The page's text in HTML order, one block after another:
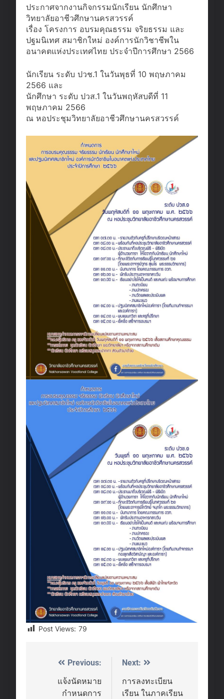
ประกาศจากงานกิจกรรมนักเรียน นักศึกษา
วิทยาลัยอาชีวศึกษานครสวรรค์
เรื่อง โครงการ อบรมคุณธรรม จริยธรรม และ
ปฐมนิเทศ สมาชิกใหม่ องค์การนักวิชาชีพใน
อนาคตแห่งประเทศไทย ประจำปีการศึกษา 2566
นักเรียน ระดับ ปวช.1 ในวันพุธที่ 10 พฤษภาคม
2566 และ
นักศึกษา ระดับ ปวส.1 ในวันพฤหัสบดีที่ 11
พฤษภาคม 2566
ณ หอประชุมวิทยาลัยอาชีวศึกษานครสวรรค์
Post Views: 79
Post
navigation
Previous:
แจ้งนัดหมาย
กำหนดการ
Next:
การลงทะเบียน
เรียน ในภาคเรียน